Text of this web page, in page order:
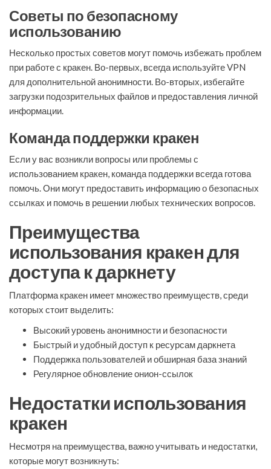
Советы по безопасному
использованию
Несколько простых советов могут помочь избежать проблем
при работе с кракен. Во-первых, всегда используйте VPN
для дополнительной анонимности. Во-вторых, избегайте
загрузки подозрительных файлов и предоставления личной
информации.
Команда поддержки кракен
Если у вас возникли вопросы или проблемы с
использованием кракен, команда поддержки всегда готова
помочь. Они могут предоставить информацию о безопасных
ссылках и помочь в решении любых технических вопросов.
Преимущества
использования кракен для
доступа к даркнету
Платформа кракен имеет множество преимуществ, среди
которых стоит выделить:
Высокий уровень анонимности и безопасности
Быстрый и удобный доступ к ресурсам даркнета
Поддержка пользователей и обширная база знаний
Регулярное обновление онион-ссылок
Недостатки использования
кракен
Несмотря на преимущества, важно учитывать и недостатки,
которые могут возникнуть: